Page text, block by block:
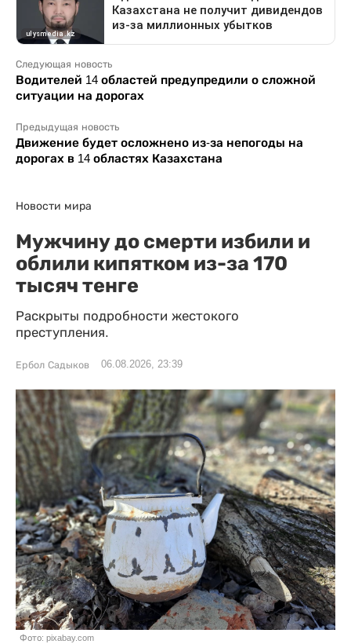
Следующая новость
Водителей 14 областей предупредили о сложной
ситуации на дорогах
Предыдущая новость
Движение будет осложнено из-за непогоды на
дорогах в 14 областях Казахстана
Новости мира
Мужчину до смерти избили и
облили кипятком из-за 170
тысяч тенге
Раскрыты подробности жестокого
преступления.
Ербол Садыков 06.08.2026, 23:39
Фото: pixabay.com